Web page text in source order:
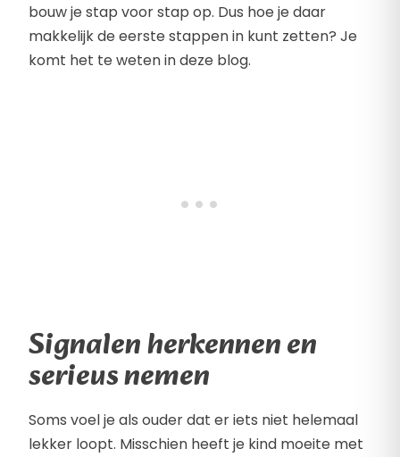
bouw je stap voor stap op. Dus hoe je daar
makkelijk de eerste stappen in kunt zetten? Je
komt het te weten in deze blog.
Signalen herkennen en
serieus nemen
Soms voel je als ouder dat er iets niet helemaal
lekker loopt. Misschien heeft je kind moeite met